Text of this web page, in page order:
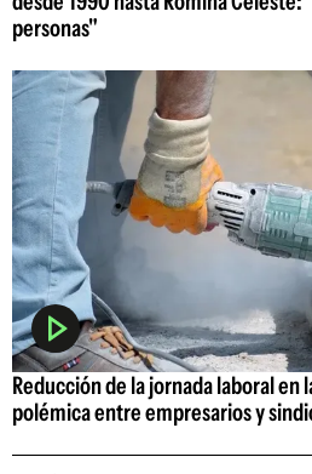
personas"
Reducción de la jornada laboral
polémica entre empresarios y